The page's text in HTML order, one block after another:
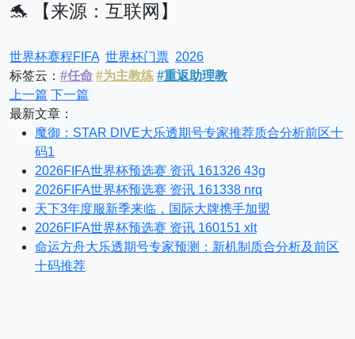
🐬 【来源：互联网】
世界杯赛程FIFA 世界杯门票 2026
标签云： #任命 #为主教练 #重返助理教
上一篇 下一篇
最新文章：
魔御：STAR DIVE大乐透期号专家推荐质合分析前区十
码1
2026FIFA世界杯预选赛 资讯 161326 43g
2026FIFA世界杯预选赛 资讯 161338 nrq
天下3年度服新季来临，国际大牌携手加盟
2026FIFA世界杯预选赛 资讯 160151 xlt
命运方舟大乐透期号专家预测：新机制质合分析及前区
十码推荐